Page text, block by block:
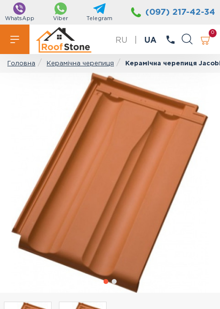
WhatsApp Viber Telegram
(097) 217-42-34
RU UA
0
Головна Керамічна черепиця Керамічна черепиця